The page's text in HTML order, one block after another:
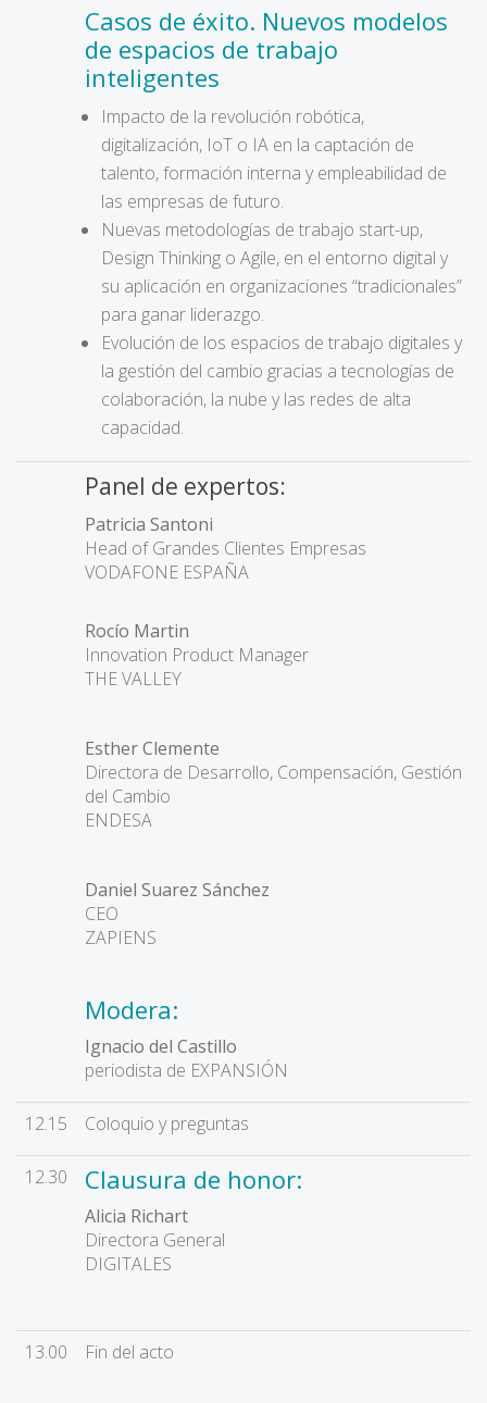
Casos de éxito. Nuevos modelos
de espacios de trabajo
inteligentes
Impacto de la revolución robótica,
digitalización, IoT o IA en la captación de
talento, formación interna y empleabilidad de
las empresas de futuro.
Nuevas metodologías de trabajo start-up,
Design Thinking o Agile, en el entorno digital y
su aplicación en organizaciones “tradicionales”
para ganar liderazgo.
Evolución de los espacios de trabajo digitales y
la gestión del cambio gracias a tecnologías de
colaboración, la nube y las redes de alta
capacidad.
Panel de expertos:
Patricia Santoni
Head of Grandes Clientes Empresas
VODAFONE ESPAÑA
Rocío Martin
Innovation Product Manager
THE VALLEY
Esther Clemente
Directora de Desarrollo, Compensación, Gestión
del Cambio
ENDESA
Daniel Suarez Sánchez
CEO
ZAPIENS
Modera:
Ignacio del Castillo
periodista de EXPANSIÓN
12.15 Coloquio y preguntas
12.30 Clausura de honor:
Alicia Richart
Directora General
DIGITALES
13.00 Fin del acto